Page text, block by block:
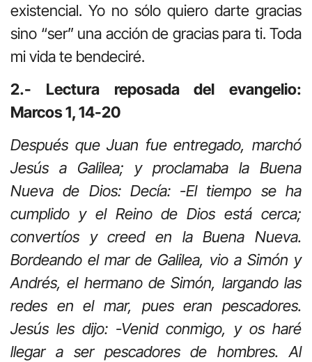
existencial. Yo no sólo quiero darte gracias
sino “ser” una acción de gracias para ti. Toda
mi vida te bendeciré.
2.- Lectura reposada del evangelio:
Marcos 1, 14-20
Después que Juan fue entregado, marchó
Jesús a Galilea; y proclamaba la Buena
Nueva de Dios: Decía: -El tiempo se ha
cumplido y el Reino de Dios está cerca;
convertíos y creed en la Buena Nueva.
Bordeando el mar de Galilea, vio a Simón y
Andrés, el hermano de Simón, largando las
redes en el mar, pues eran pescadores.
Jesús les dijo: -Venid conmigo, y os haré
llegar a ser pescadores de hombres. Al